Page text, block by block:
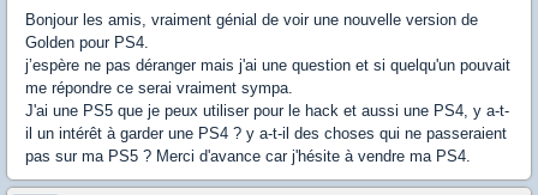
Bonjour les amis, vraiment génial de voir une nouvelle version de
Golden pour PS4.
j’espère ne pas déranger mais j'ai une question et si quelqu'un pouvait
me répondre ce serai vraiment sympa.
J'ai une PS5 que je peux utiliser pour le hack et aussi une PS4, y a-t-
il un intérêt à garder une PS4 ? y a-t-il des choses qui ne passeraient
pas sur ma PS5 ? Merci d'avance car j'hésite à vendre ma PS4.